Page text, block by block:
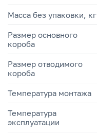
Масса без упаковки, кг
Размер основного
короба
Размер отводимого
короба
Температура монтажа
Температура
эксплуатации